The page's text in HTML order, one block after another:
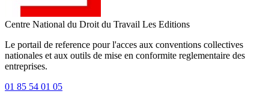
Centre National du Droit du Travail Les Editions
Le portail de reference pour l'acces aux conventions collectives
nationales et aux outils de mise en conformite reglementaire des
entreprises.
01 85 54 01 05